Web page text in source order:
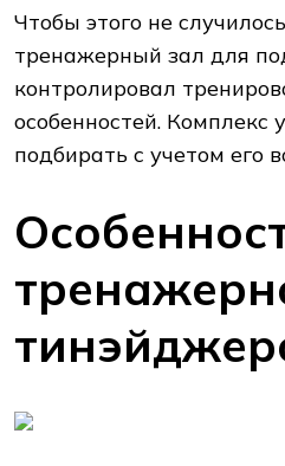
Чтобы этого не
тренажерный зал для
контролировал
особенностей.
подбирать с учетом его